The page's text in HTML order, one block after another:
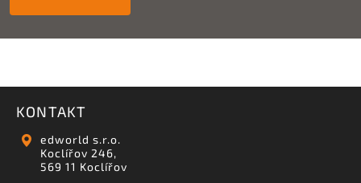
KONTAKT
edworld s.r.o.
Koclířov 246,
569 11 Koclířov